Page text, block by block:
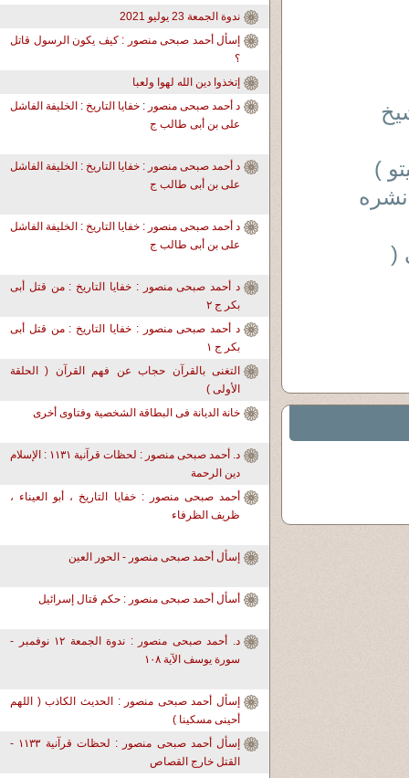
)
(
ندوة الجمعة 23 يوليو 2021
إسأل أحمد صبحى منصور : كيف يكون الرسول قاتل
؟
إتخذوا دين الله لهوا ولعبا
د أحمد صبحى منصور : خفايا التاريخ : الخليفة الفاشل
على بن أبى طالب ج
د أحمد صبحى منصور : خفايا التاريخ : الخليفة الفاشل
على بن أبى طالب ج
د أحمد صبحى منصور : خفايا التاريخ : الخليفة الفاشل
على بن أبى طالب ج
د أحمد صبحى منصور : خفايا التاريخ : من قتل أبى
بكر ج ٢
د أحمد صبحى منصور : خفايا التاريخ : من قتل أبى
بكر ج ١
التغنى بالقرآن حجاب عن فهم القرآن ( الحلقة
الأولى )
خانة الديانة فى البطاقة الشخصية وفتاوى أخرى
د. أحمد صبحى منصور : لحظات قرآنية ١١٣١ : الإسلام
دين الرحمة
أحمد صبحى منصور : خفايا التاريخ ، أبو العيناء ،
ظريف الظرفاء
إسأل أحمد صبحى منصور - الحور العين
أسأل أحمد صبحى منصور : حكم قتال إسرائيل
د. أحمد صبحى منصور : ندوة الجمعة ١٢ نوفمبر -
سورة يوسف الآية ١٠٨
إسأل أحمد صبحى منصور : الحديث الكاذب ( اللهم
أحينى مسكينا )
إسأل أحمد صبحى منصور : لحظات قرآنية ١١٣٣ -
القتل خارج القصاص